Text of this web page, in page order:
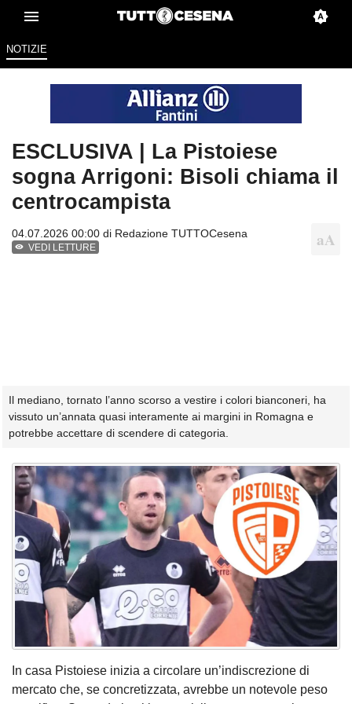
NOTIZIE
ESCLUSIVA | La Pistoiese
sogna Arrigoni: Bisoli chiama il
centrocampista
04.07.2026 00:00 di Redazione TUTTOCesena
VEDI LETTURE
Il mediano, tornato l’anno scorso a vestire i colori bianconeri, ha
vissuto un’annata quasi interamente ai margini in Romagna e
potrebbe accettare di scendere di categoria.
In casa Pistoiese inizia a circolare un’indiscrezione di
mercato che, se concretizzata, avrebbe un notevole peso